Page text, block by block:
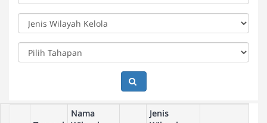
Nama
Jenis